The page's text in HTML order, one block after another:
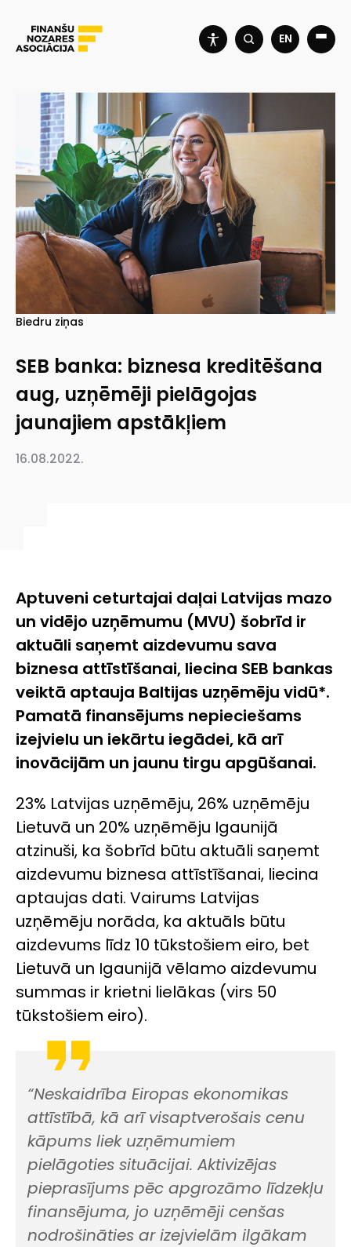
EN
Biedru ziņas
SEB banka: biznesa kreditēšana
aug, uzņēmēji pielāgojas
jaunajiem apstākļiem
16.08.2022.
Aptuveni ceturtajai daļai Latvijas mazo
un vidējo uzņēmumu (MVU) šobrīd ir
aktuāli saņemt aizdevumu sava
biznesa attīstīšanai, liecina SEB bankas
veiktā aptauja Baltijas uzņēmēju vidū*.
Pamatā finansējums nepieciešams
izejvielu un iekārtu iegādei, kā arī
inovācijām un jaunu tirgu apgūšanai.
23% Latvijas uzņēmēju, 26% uzņēmēju
Lietuvā un 20% uzņēmēju Igaunijā
atzinuši, ka šobrīd būtu aktuāli saņemt
aizdevumu biznesa attīstīšanai, liecina
aptaujas dati. Vairums Latvijas
uzņēmēju norāda, ka aktuāls būtu
aizdevums līdz 10 tūkstošiem eiro, bet
Lietuvā un Igaunijā vēlamo aizdevumu
summas ir krietni lielākas (virs 50
tūkstošiem eiro).
“Neskaidrība Eiropas ekonomikas
attīstībā, kā arī visaptverošais cenu
kāpums liek uzņēmumiem
pielāgoties situācijai. Aktivizējas
pieprasījums pēc apgrozāmo līdzekļu
finansējuma, jo uzņēmēji cenšas
nodrošināties ar izejvielām ilgākam